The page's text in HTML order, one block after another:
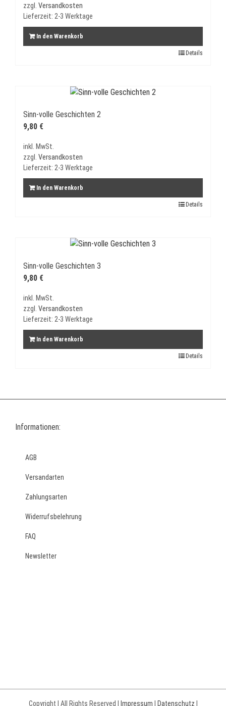
zzgl. Versandkosten
Lieferzeit: 2-3 Werktage
In den Warenkorb
Details
Sinn-volle Geschichten 2
9,80 €
inkl. MwSt.
zzgl. Versandkosten
Lieferzeit: 2-3 Werktage
In den Warenkorb
Details
Sinn-volle Geschichten 3
9,80 €
inkl. MwSt.
zzgl. Versandkosten
Lieferzeit: 2-3 Werktage
In den Warenkorb
Details
Informationen:
AGB
Versandarten
Zahlungsarten
Widerrufsbelehrung
FAQ
Newsletter
Copyright | All Rights Reserved | Impressum Datenschutz